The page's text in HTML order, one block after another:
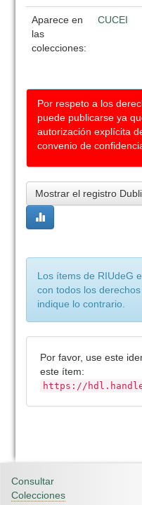
Aparece en
las
colecciones:
CUCEI
Por respeto a los
puede publicarse ya
autorización explícita
convenio de
Mostrar el registro
Los ítems de RIUdeG
con todos los
indique lo contrario.
Por favor, use este
este ítem:
https://
Consultar
Colecciones